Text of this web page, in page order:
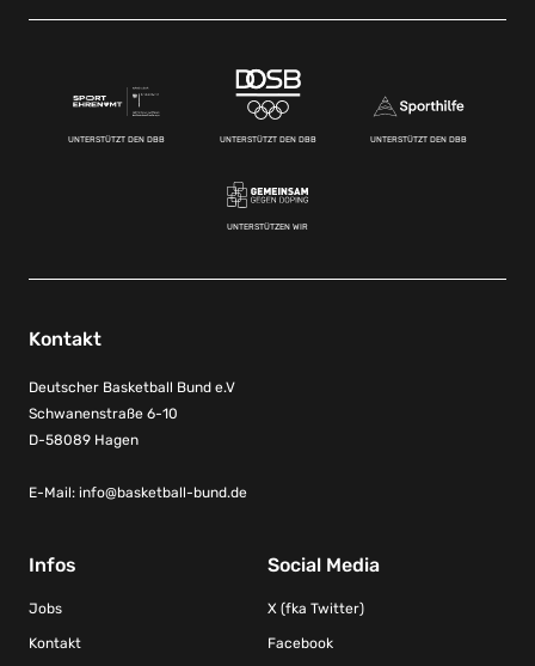
UNTERSTÜTZT DEN DBB UNTERSTÜTZT DEN DBB UNTERSTÜTZT DEN DBB
UNTERSTÜTZEN WIR
Kontakt
Deutscher Basketball Bund e.V
Schwanenstraße 6-10
D-58089 Hagen
E-Mail: info@basketball-bund.de
Infos
Jobs
Kontakt
Social Media
X (fka Twitter)
Facebook